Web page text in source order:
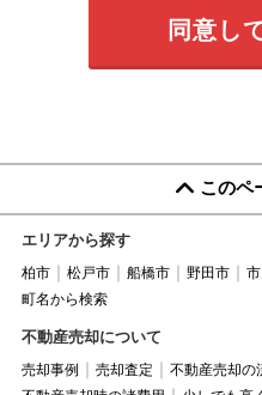
このペ
エリアから探す
柏市 松戸市 船橋市 野田市
町名から検索
不動産売却について
売却事例 売却査定 不動産売却の